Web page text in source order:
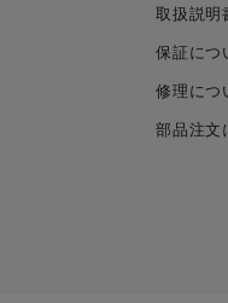
取扱説明
保証につ
修理につ
部品注文